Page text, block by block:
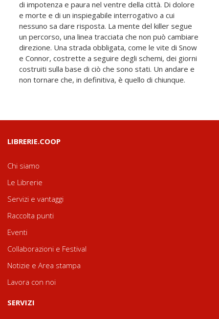
di impotenza e paura nel ventre della città. Di dolore
e morte e di un inspiegabile interrogativo a cui
nessuno sa dare risposta. La mente del killer segue
un percorso, una linea tracciata che non può cambiare
direzione. Una strada obbligata, come le vite di Snow
e Connor, costrette a seguire degli schemi, dei giorni
costruiti sulla base di ciò che sono stati. Un andare e
non tornare che, in definitiva, è quello di chiunque.
LIBRERIE.COOP
Chi siamo
Le Librerie
Servizi e vantaggi
Raccolta punti
Eventi
Collaborazioni e Festival
Notizie e Area stampa
Lavora con noi
SERVIZI